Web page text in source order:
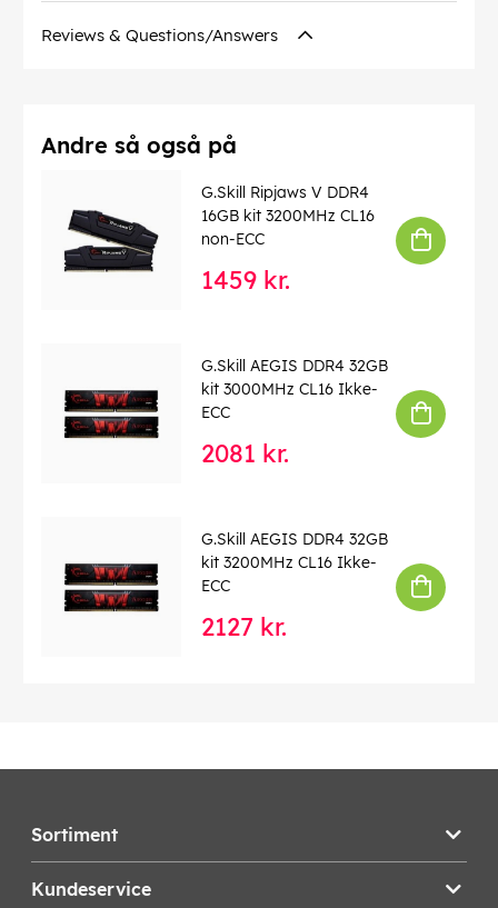
Reviews & Questions/Answers
Andre så også på
G.Skill Ripjaws V DDR4
16GB kit 3200MHz CL16
non-ECC
1459 kr.
G.Skill AEGIS DDR4 32GB
kit 3000MHz CL16 Ikke-
ECC
2081 kr.
G.Skill AEGIS DDR4 32GB
kit 3200MHz CL16 Ikke-
ECC
2127 kr.
Sortiment
Kundeservice